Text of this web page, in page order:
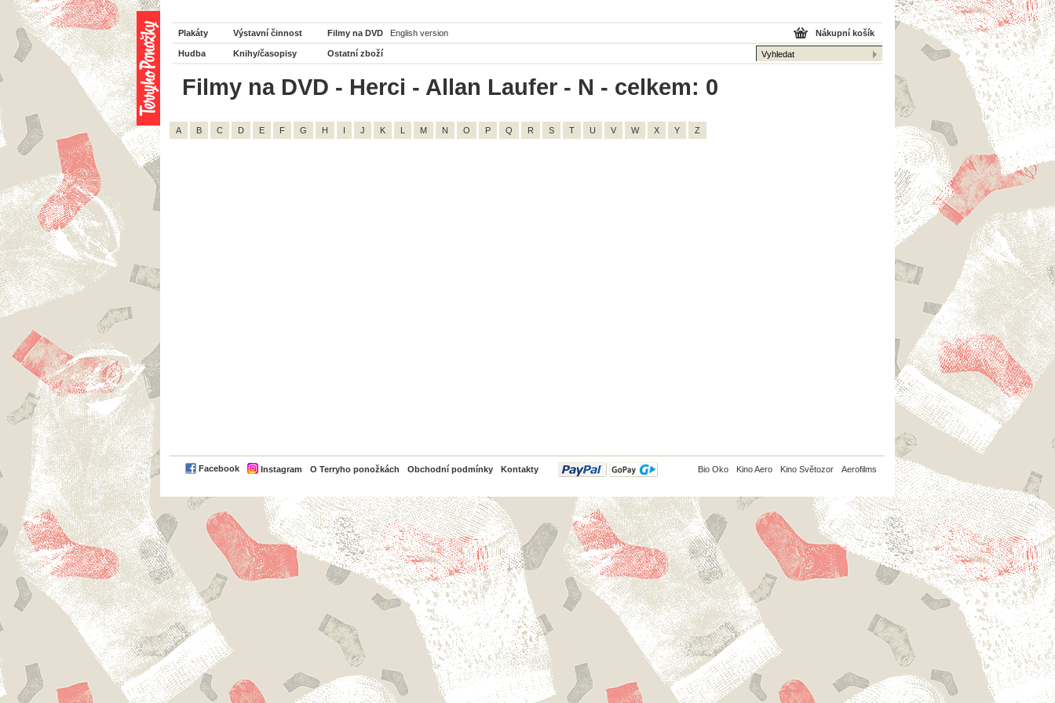
Plakáty Výstavní činnost Filmy na DVD English version
Hudba Knihy/časopisy Ostatní zboží
Nákupní košík
Filmy na DVD - Herci - Allan Laufer - N - celkem: 0
A B C D E F G H I J K L M N O P Q R S T U V W X Y Z
Facebook Instagram O Terryho ponožkách Obchodní podmínky Kontakty
PayPal Bio Oko Kino Aero Kino Světozor Aerofilms